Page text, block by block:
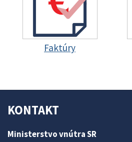
Faktúry
KONTAKT
Ministerstvo vnútra SR